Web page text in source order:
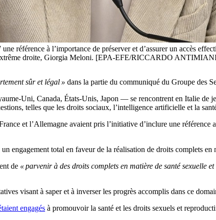
référence à l’importance de préserver et d’assurer un accès
droite, Giorgia Meloni. [EPA-EFE/RICCARDO
sûr et légal » dans la partie du communiqué du Groupe des
Uni, Canada, États-Unis, Japon — se rencontrent en Italie de
telles que les droits sociaux, l’intelligence artificielle et la
et l’Allemagne avaient pris l’initiative d’inclure une référence
un engagement total en faveur de la réalisation de droits complets
de « parvenir à des droits complets en matière de santé sexuelle
visant à saper et à inverser les progrès accomplis dans ce
engagés à promouvoir la santé et les droits sexuels et